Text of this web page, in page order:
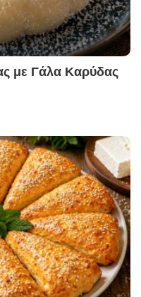
με Γάλα Καρύδας